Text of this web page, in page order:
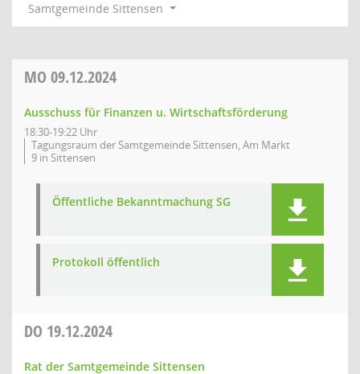
Samtgemeinde Sittensen
MO 09.12.2024
Ausschuss für Finanzen u. Wirtschaftsförderung
18:30-19:22 Uhr
Tagungsraum der Samtgemeinde Sittensen, Am Markt
9 in Sittensen
Öffentliche Bekanntmachung SG
Protokoll öffentlich
DO 19.12.2024
Rat der Samtgemeinde Sittensen